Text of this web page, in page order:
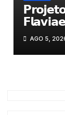
AGO 5,